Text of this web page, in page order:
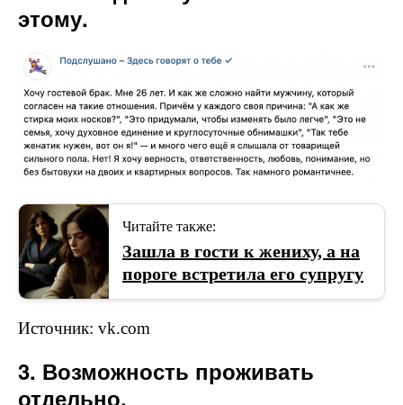
этому.
Читайте также:
Зашла в гости к жениху, а на
пороге встретила его супругу
Источник: vk.com
3. Возможность проживать
отдельно.